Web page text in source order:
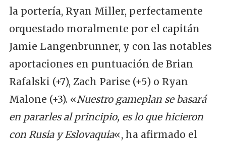
la portería, Ryan Miller, perfectamente
orquestado moralmente por el capitán
Jamie Langenbrunner, y con las notables
aportaciones en puntuación de Brian
Rafalski (+7), Zach Parise (+5) o Ryan
Malone (+3). «Nuestro gameplan se basará
en pararles al principio, es lo que hicieron
con Rusia y Eslovaquia«, ha afirmado el